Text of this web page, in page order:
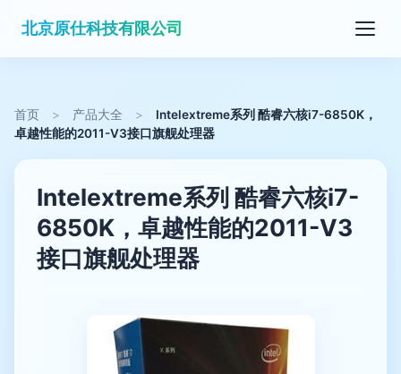
北京原仕科技有限公司
首页 > 产品大全 >
Intelextreme系列 酷睿六核i7-6850K，
卓越性能的2011-V3接口旗舰处理器
Intelextreme系列 酷睿六核i7-
6850K，卓越性能的2011-V3
接口旗舰处理器